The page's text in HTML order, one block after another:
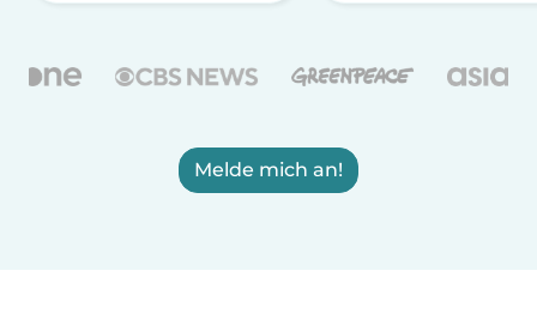
Melde mich an!